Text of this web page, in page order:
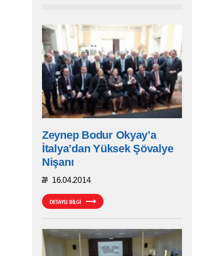
Zeynep Bodur Okyay’a
İtalya’dan Yüksek Şövalye
Nişanı
16.04.2014
DETAYLI BİLGİ